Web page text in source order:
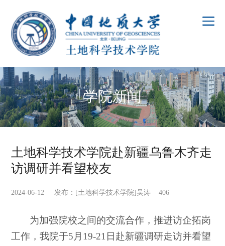
学院新闻
土地科学技术学院赴新疆乌鲁木齐走
访调研并看望校友
2024-06-12 发布：[土地科学技术学院]吴涛 406
为加强院校之间的交流合作，推进访企拓岗
工作，我院于5月19-21日赴新疆调研走访并看望